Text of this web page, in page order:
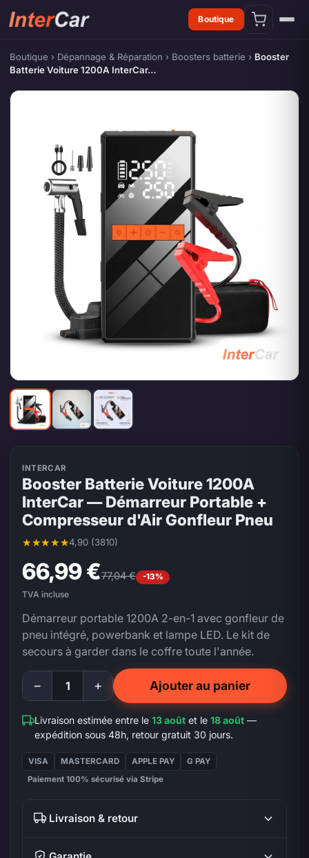
Boutique
Boutique › Dépannage & Réparation › Boosters batterie › Booster
Batterie Voiture 1200A InterCar…
INTERCAR
Booster Batterie Voiture 1200A
InterCar — Démarreur Portable +
Compresseur d'Air Gonfleur Pneu
4,90 (3810)
Note moyenne 4,90 sur 5, 3810 évaluations
66,99 €77,04 € -13%
TVA incluse
Démarreur portable 1200A 2-en-1 avec gonfleur de
pneu intégré, powerbank et lampe LED. Le kit de
secours à garder dans le coffre toute l'année.
− + Ajouter au panier
Livraison estimée entre le13 août et le18 août —
expédition sous 48h, retour gratuit 30 jours.
VISA MASTERCARD APPLE PAY
G PAY
Paiement 100% sécurisé via Stripe
Livraison & retour